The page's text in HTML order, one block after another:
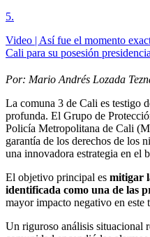
5.
Video | Así fue el momento
Cali para su posesión
Por: Mario Andrés Lozada
La comuna 3 de Cali es testigo
profunda. El Grupo de
Policía Metropolitana de Cali
garantía de los derechos de los
una innovadora estrategia en el
El objetivo principal es mitigar
identificada como una de las
mayor impacto negativo en este
Un riguroso análisis situacional